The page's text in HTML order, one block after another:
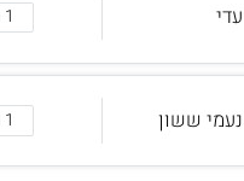
עדי 1 תגובות
נעמי ששון 1 תגובות